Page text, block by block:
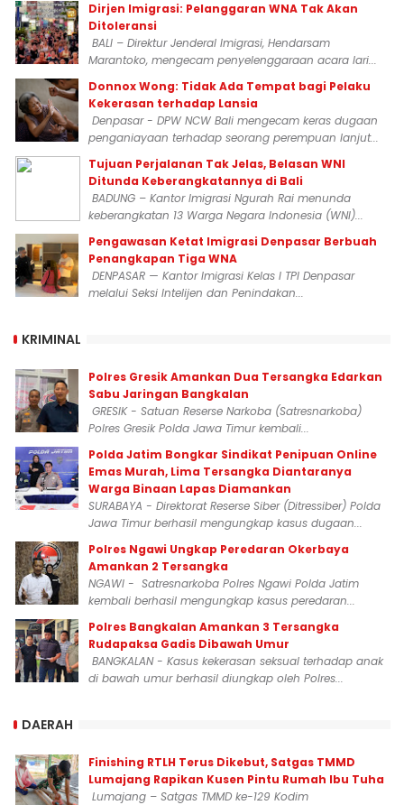
Dirjen Imigrasi: Pelanggaran WNA Tak Akan
Ditoleransi
BALI – Direktur Jenderal Imigrasi, Hendarsam
Marantoko, mengecam penyelenggaraan acara lari...
Donnox Wong: Tidak Ada Tempat bagi Pelaku
Kekerasan terhadap Lansia
Denpasar - DPW NCW Bali mengecam keras dugaan
penganiayaan terhadap seorang perempuan lanjut...
Tujuan Perjalanan Tak Jelas, Belasan WNI
Ditunda Keberangkatannya di Bali
BADUNG – Kantor Imigrasi Ngurah Rai menunda
keberangkatan 13 Warga Negara Indonesia (WNI)...
Pengawasan Ketat Imigrasi Denpasar Berbuah
Penangkapan Tiga WNA
DENPASAR — Kantor Imigrasi Kelas I TPI Denpasar
melalui Seksi Intelijen dan Penindakan...
KRIMINAL
Polres Gresik Amankan Dua Tersangka Edarkan
Sabu Jaringan Bangkalan
GRESIK - Satuan Reserse Narkoba (Satresnarkoba)
Polres Gresik Polda Jawa Timur kembali...
Polda Jatim Bongkar Sindikat Penipuan Online
Emas Murah, Lima Tersangka Diantaranya
Warga Binaan Lapas Diamankan
SURABAYA - Direktorat Reserse Siber (Ditressiber) Polda
Jawa Timur berhasil mengungkap kasus dugaan...
Polres Ngawi Ungkap Peredaran Okerbaya
Amankan 2 Tersangka
NGAWI - Satresnarkoba Polres Ngawi Polda Jatim
kembali berhasil mengungkap kasus peredaran...
Polres Bangkalan Amankan 3 Tersangka
Rudapaksa Gadis Dibawah Umur
BANGKALAN - Kasus kekerasan seksual terhadap anak
di bawah umur berhasil diungkap oleh Polres...
DAERAH
Finishing RTLH Terus Dikebut, Satgas TMMD
Lumajang Rapikan Kusen Pintu Rumah Ibu Tuha
Lumajang – Satgas TMMD ke-129 Kodim